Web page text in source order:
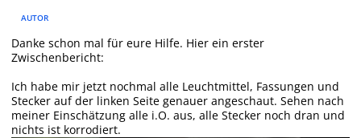
AUTOR
Danke schon mal für eure Hilfe. Hier ein erster
Zwischenbericht:
Ich habe mir jetzt nochmal alle Leuchtmittel, Fassungen und
Stecker auf der linken Seite genauer angeschaut. Sehen nach
meiner Einschätzung alle i.O. aus, alle Stecker noch dran und
nichts ist korrodiert.